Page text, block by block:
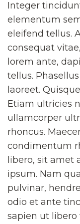
Integer
elementum
eleifend tellus.
consequat
lorem ante,
tellus.
laoreet.
Etiam ultricies
ullamcorper
rhoncus.
condimentum
libero, sit amet
ipsum. Nam
pulvinar,
odio et ante
sapien ut libero